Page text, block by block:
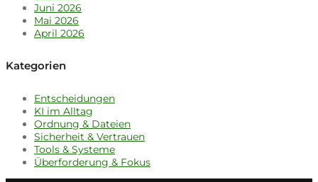
Juni 2026
Mai 2026
April 2026
Kategorien
Entscheidungen
KI im Alltag
Ordnung & Dateien
Sicherheit & Vertrauen
Tools & Systeme
Überforderung & Fokus